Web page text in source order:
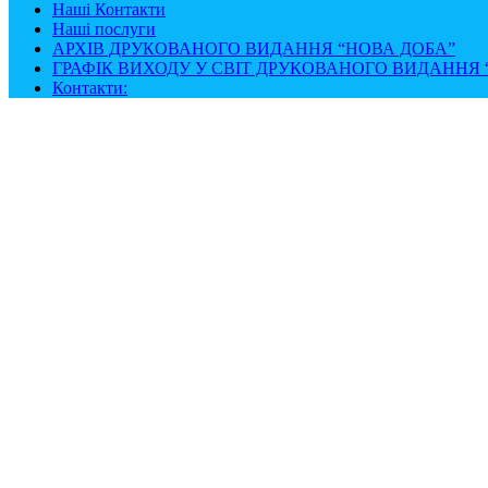
Наші Контакти
Наші послуги
АРХІВ ДРУКОВАНОГО ВИДАННЯ “НОВА ДОБА”
ГРАФІК ВИХОДУ У СВІТ ДРУКОВАНОГО ВИДАННЯ
Контакти: